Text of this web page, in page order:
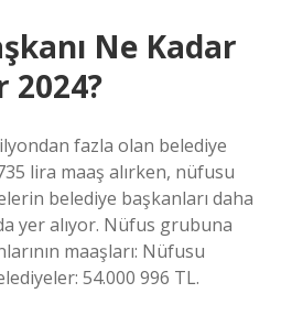
Ne Kadar
2024?
fazla olan belediye
lira maaş alırken, nüfusu
belediye başkanları daha
yer alıyor. Nüfus grubuna
maaşları: Nüfusu
54.000 996 TL.